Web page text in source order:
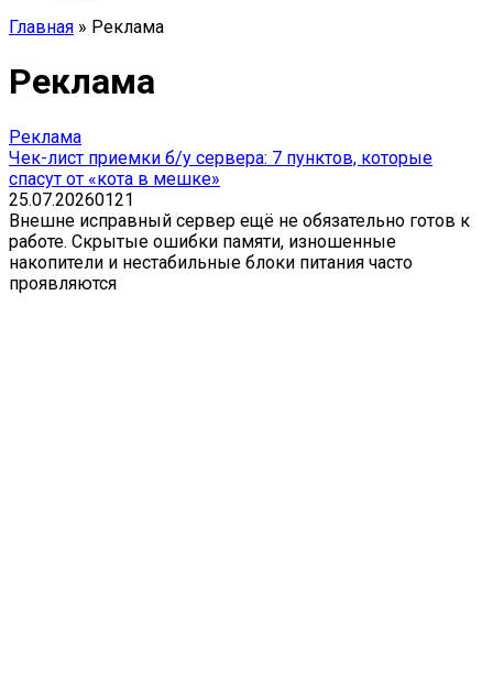
Главная » Реклама
Реклама
Реклама
Чек-лист приемки б/у сервера: 7 пунктов, которые
спасут от «кота в мешке»
25.07.20260121
Внешне исправный сервер ещё не обязательно готов к
работе. Скрытые ошибки памяти, изношенные
накопители и нестабильные блоки питания часто
проявляются